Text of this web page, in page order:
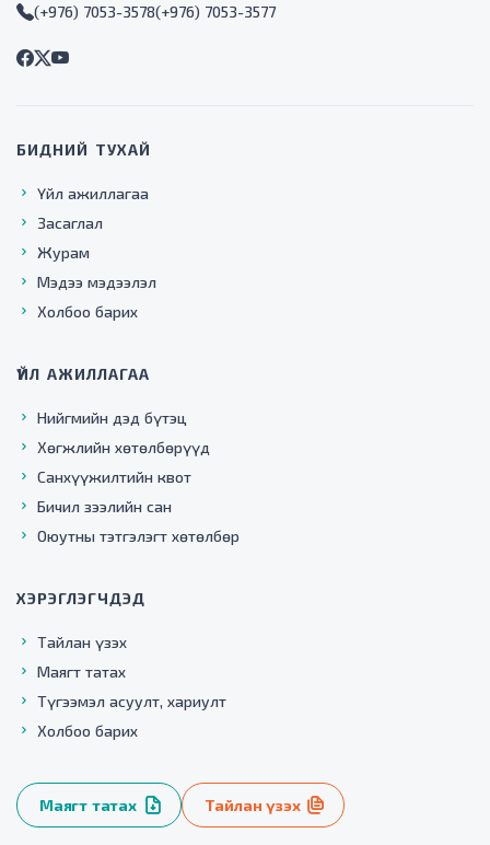
(+976) 7053-3578(+976) 7053-3577
БИДНИЙ ТУХАЙ
Үйл ажиллагаа
Засаглал
Журам
Мэдээ мэдээлэл
Холбоо барих
ҮЙЛ АЖИЛЛАГАА
Нийгмийн дэд бүтэц
Хөгжлийн хөтөлбөрүүд
Санхүүжилтийн квот
Бичил зээлийн сан
Оюутны тэтгэлэгт хөтөлбөр
ХЭРЭГЛЭГЧДЭД
Тайлан үзэх
Маягт татах
Түгээмэл асуулт, хариулт
Холбоо барих
Маягт татах Тайлан үзэх